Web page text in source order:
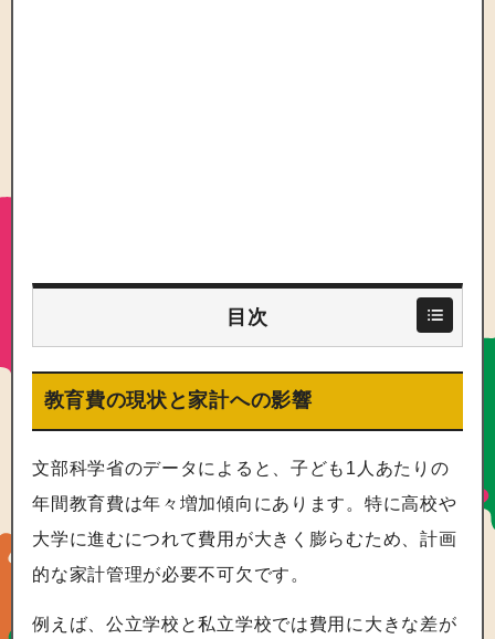
目次
教育費の現状と家計への影響
文部科学省のデータによると、子ども1人あたりの
年間教育費は年々増加傾向にあります。特に高校や
大学に進むにつれて費用が大きく膨らむため、計画
的な家計管理が必要不可欠です。
例えば、公立学校と私立学校では費用に大きな差が